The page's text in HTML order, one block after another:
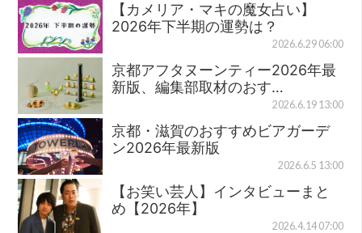
【カメリア・マキの魔女占い】
2026年下半期の運勢は？
2026.6.29 06:00
京都アフタヌーンティー2026年最
新版、編集部取材のおす…
2026.6.19 13:00
京都・滋賀のおすすめビアガーデ
ン2026年最新版
2026.6.5 13:00
【お笑い芸人】インタビューまと
め【2026年】
2026.4.14 07:00